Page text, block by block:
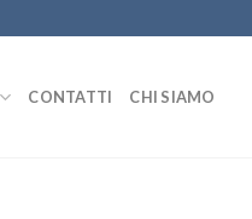
CONTATTI CHI SIAMO